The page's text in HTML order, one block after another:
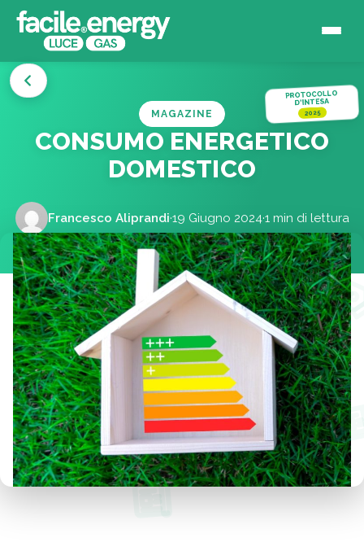
PROTOCOLLO
D'INTESA
2025
MAGAZINE
CONSUMO ENERGETICO
DOMESTICO
Francesco Aliprandi·19 Giugno 2024·1 min di lettura